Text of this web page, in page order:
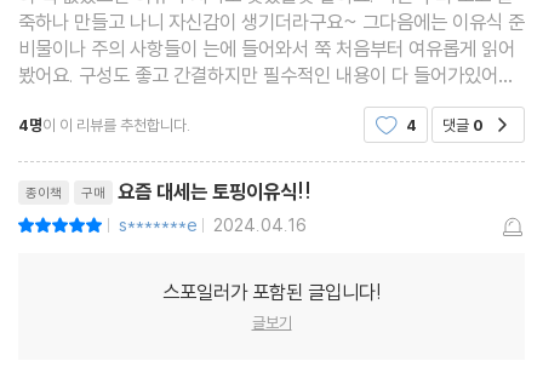
쌀죽
오트밀죽(8배죽)
애호박
죽하나 만들고 나니 자신감이 생기더라구요~ 그다음에는 이유식 준
비물이나 주의 사항들이 는에 들어와서 쭉 처음부터 여유롭게 읽어
봤어요. 구성도 좋고 간결하지만 필수적인 내용이 다 들어가있어서
4명이 이 리뷰를 추천합니다. 4 댓글 0
종이책 구매 요즘 대세는 토핑이유식!!
| s*******e | 2024.04.16
스포일러가 포함된 글입니다!
글보기